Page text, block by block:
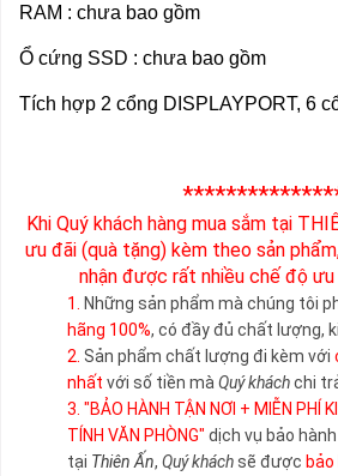
RAM : chưa bao gồm
Ổ cứng SSD : chưa bao gồm
Tích hợp 2 cổng DISPLAYPORT, 6
Khi Quý khách hàng mua sắm tại
ưu đãi (quà tặng) kèm theo sản
nhận được rất nhiều chế độ ưu
1. Những sản phẩm mà chúng tôi
hãng 100%, có đầy đủ chất lượng,
2. Sản phẩm chất lượng đi kèm với
nhất với số tiền mà Quý kháchchi
3. "BẢO HÀNH TẬN NƠI + MIỄN PHÍ
TÍNH VĂN PHÒNG" dịch vụ bảo
tại Thiên Ấn, Quý kháchsẽ được